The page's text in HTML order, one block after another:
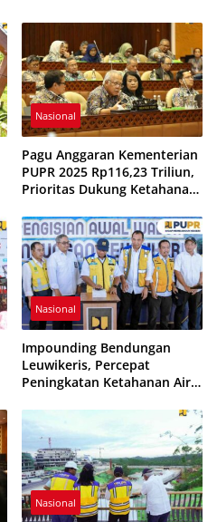
Nasional
Pagu Anggaran Kementerian
PUPR 2025 Rp116,23 Triliun,
Prioritas Dukung Ketahanan
dan Pembangunan IKN
Nasional
Imроundіng Bеndungаn
Leuwikeris, Pеrсераt
Pеnіngkаtаn Kеtаhаnаn Air
Nasional